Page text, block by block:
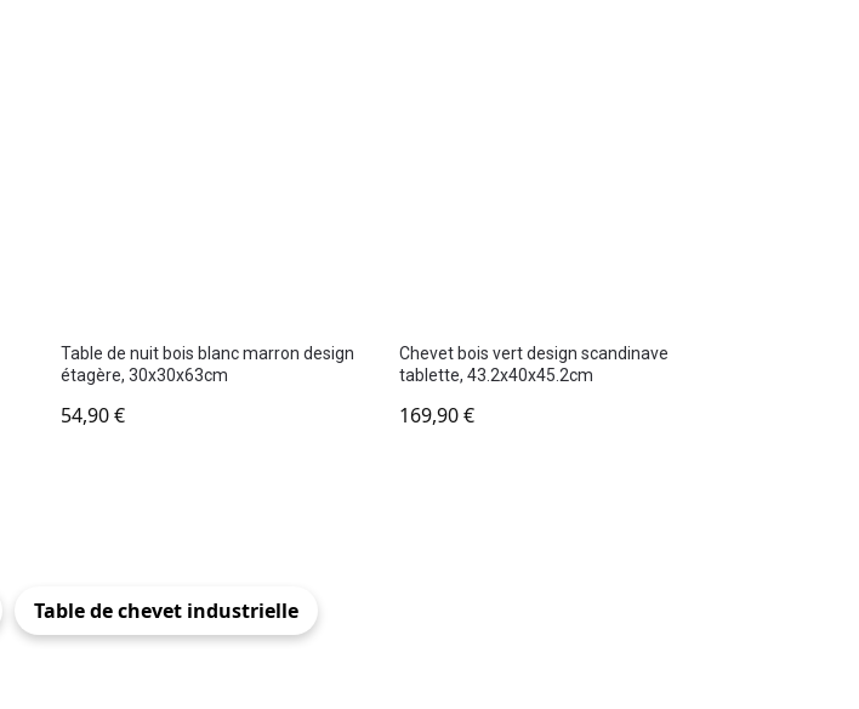
Table de nuit bois blanc marron design
étagère, 30x30x63cm
54,90€
Chevet bois vert design scandinave
tablette, 43.2x40x45.2cm
169,90€
Table de chevet industrielle